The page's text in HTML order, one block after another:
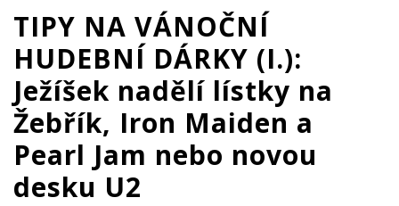
TIPY NA VÁNOČNÍ
HUDEBNÍ DÁRKY (I.):
Ježíšek nadělí lístky na
Žebřík, Iron Maiden a
Pearl Jam nebo novou
desku U2